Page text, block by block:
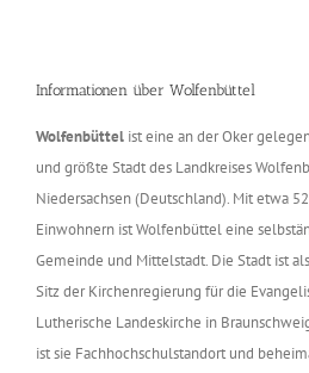
Informationen über Wolfenbüttel
Wolfenbüttel ist eine an der Oker
und größte Stadt des Landkreises
Niedersachsen (Deutschland). Mit etwa
Einwohnern ist Wolfenbüttel eine
Gemeinde und Mittelstadt. Die Stadt ist
Sitz der Kirchenregierung für die
Lutherische Landeskirche in
ist sie Fachhochschulstandort und